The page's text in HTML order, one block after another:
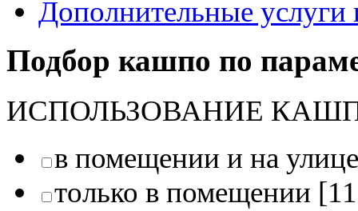
Дополнительные услуги
Подбор кашпо по
ИСПОЛЬЗОВАНИЕ
в помещении и на улице
только в помещении